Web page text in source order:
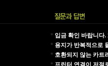
* 입금 확인 바랍니다.
* 용지가 반복적으로
* 호환되지 않는 카트
* 프린터 연결이 저절